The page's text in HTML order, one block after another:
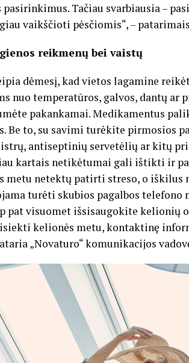
Tačiau svarbiausia –
vaikščioti pėsčiomis“, –
reikmenų bei vaistų
dėmesį, kad vietos lagamine
nuo temperatūros, galvos, dantų ar
pakankamai. Medikamentus
Be to, su savimi turėkite pirmosios
antiseptinių servetėlių ar kitų
kartais netikėtumai gali ištikti ir
metu netektų patirti streso, o iškilus
turėti skubios pagalbos
pat visuomet išsisaugokite
kelionės metu, kontaktinę
„Novaturo“ komunikacijos